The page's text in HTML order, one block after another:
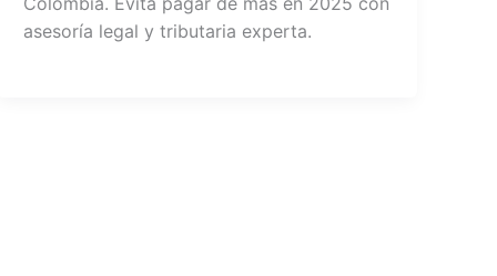
asesoría legal y tributaria experta.